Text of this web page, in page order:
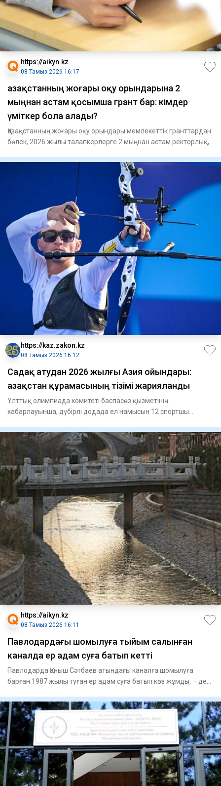
https://aikyn.kz
08 Тамыз 2026 16:17
Қазақстанның жоғары оқу орындарына 2
мыңнан астам қосымша грант бар: кімдер
үміткер бола алады?
Қазақстанның жоғары оқу орындары мемлекеттік гранттардан
бөлек, 2026 жылы талапкерлерге 2 мыңнан астам ректорлық,
https://kaz.zakon.kz
08 Тамыз 2026 16:12
Садақ атудан 2026 жылғы Азия ойындары:
Қазақстан құрамасының тізімі жарияланды
Ұлттық олимпиада комитеті баспасөз қызметінің
хабарлауынша, дүбірлі додада ел намысын 12 спортшы
https://aikyn.kz
08 Тамыз 2026 16:11
Павлодардағы шомылуға тыйым салынған
каналда ер адам суға батып кетті
Павлодарда Қаныш Сәтбаев атындағы каналға шомылуға
барған 1987 жылы туған ер адам суға батып көз жұмды, – деп